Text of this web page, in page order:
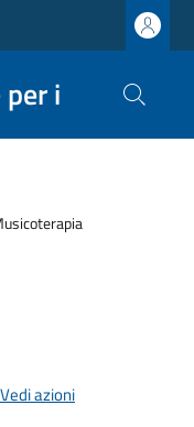
i
Vedi azioni